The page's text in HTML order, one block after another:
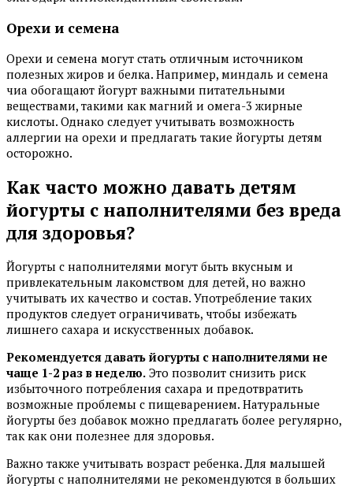
Орехи и семена
Орехи и семена могут стать отличным источником
полезных жиров и белка. Например, миндаль и семена
чиа обогащают йогурт важными питательными
веществами, такими как магний и омега-3 жирные
кислоты. Однако следует учитывать возможность
аллергии на орехи и предлагать такие йогурты детям
осторожно.
Как часто можно давать детям
йогурты с наполнителями без вреда
для здоровья?
Йогурты с наполнителями могут быть вкусным и
привлекательным лакомством для детей, но важно
учитывать их качество и состав. Употребление таких
продуктов следует ограничивать, чтобы избежать
лишнего сахара и искусственных добавок.
Рекомендуется давать йогурты с наполнителями не
чаще 1-2 раз в неделю. Это позволит снизить риск
избыточного потребления сахара и предотвратить
возможные проблемы с пищеварением. Натуральные
йогурты без добавок можно предлагать более регулярно,
так как они полезнее для здоровья.
Важно также учитывать возраст ребенка. Для малышей
йогурты с наполнителями не рекомендуются в больших